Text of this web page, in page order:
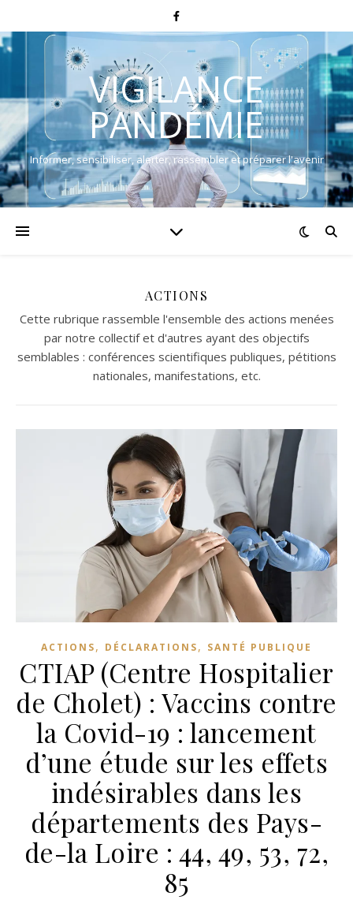
VIGILANCE
PANDÉMIE
Informer, sensibiliser, alerter, rassembler et préparer l'avenir
ACTIONS
Cette rubrique rassemble l'ensemble des actions menées
par notre collectif et d'autres ayant des objectifs
semblables : conférences scientifiques publiques, pétitions
nationales, manifestations, etc.
ACTIONS, DÉCLARATIONS, SANTÉ PUBLIQUE
CTIAP (Centre Hospitalier
de Cholet) : Vaccins contre
la Covid-19 : lancement
d’une étude sur les effets
indésirables dans les
départements des Pays-
de-la Loire : 44, 49, 53, 72,
85